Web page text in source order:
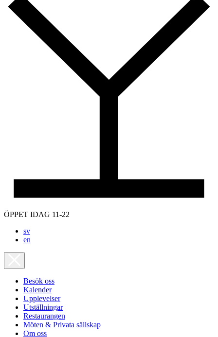
ÖPPET IDAG 11-22
sv
en
Besök oss
Kalender
Upplevelser
Utställningar
Restaurangen
Möten & Privata sällskap
Om oss